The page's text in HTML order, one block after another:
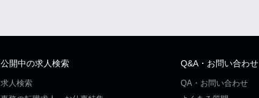
公開中の求人検索
求人検索
Q&A・お問い合わせ
QA・お問い合わせ